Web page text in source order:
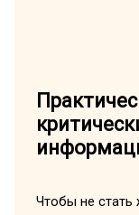
Чтобы не стать